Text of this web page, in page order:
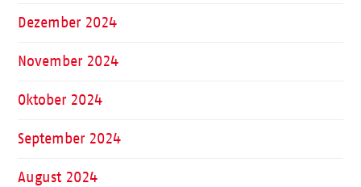
Dezember 2024
November 2024
Oktober 2024
September 2024
August 2024